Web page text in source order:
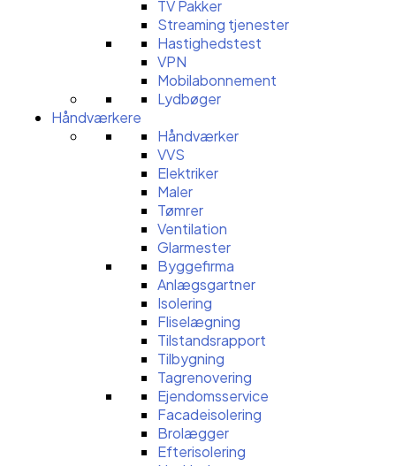
TV Pakker
Streaming tjenester
Hastighedstest
VPN
Mobilabonnement
Lydbøger
Håndværkere
Håndværker
VVS
Elektriker
Maler
Tømrer
Ventilation
Glarmester
Byggefirma
Anlægsgartner
Isolering
Fliselægning
Tilstandsrapport
Tilbygning
Tagrenovering
Ejendomsservice
Facadeisolering
Brolægger
Efterisolering